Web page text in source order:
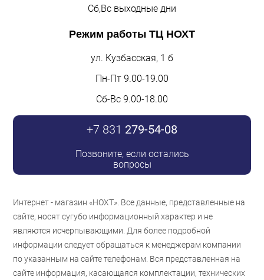
Сб,Вс выходные дни
Режим работы ТЦ НОХТ
ул. Кузбасская, 1 б
Пн-Пт 9.00-19.00
Сб-Вс 9.00-18.00
+7 831 279-54-08
Позвоните, если остались
вопросы
Интернет - магазин «НОХТ». Все данные, представленные на
сайте, носят сугубо информационный характер и не
являются исчерпывающими. Для более подробной
информации следует обращаться к менеджерам компании
по указанным на сайте телефонам. Вся представленная на
сайте информация, касающаяся комплектации, технических